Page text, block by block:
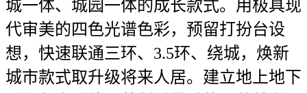
城一体、城园一体的成长款式。用极具现
代审美的四色光谱色彩，预留打扮台设
想，快速联通三环、3.5环、绕城，焕新
城市款式取升级将来人居。建立地上地下